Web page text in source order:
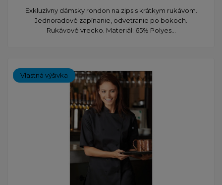
Exkluzívny dámsky rondon na zips s krátkym rukávom.
Jednoradové zapínanie, odvetranie po bokoch.
Rukávové vrecko. Materiál: 65% Polyes...
Vlastná výšivka